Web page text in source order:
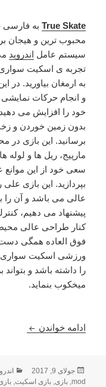
True Skate به فارسی
محبوب ترین و هیجان
سیستم عامل اندروید
تجربه ی اسکیت سواری
به ارمغان بیاورید. در
و انجام حرکات
خود را افزایش می دهید
بدون زمین خوردن و
برسانید. این بازی در
مارپیج، ریل ها و لوله
سعی خود از این موانع
بپردازید. این بازی
عالی می باشد و آن را
پیشنهاد می دهیم،
کنار طراحی عالی
فوق العاده همگی دست
ورزشی اسکیت سواری
را داشته باشد و
میخکوب بنماید.
ادامه خواندن دانلود True Skate 1.4.26 – بازی ورزشی اسکیت واقعی + مود
ارسال
شده
جولای 9, 2017
mod
,بازی,بازی اسکیت,